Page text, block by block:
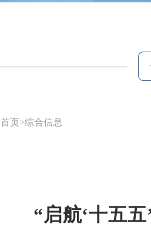
首页>综合信息
“启航‘十五